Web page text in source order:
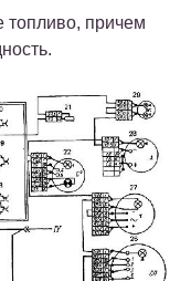
топливо, причем